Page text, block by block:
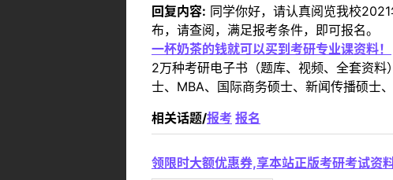
回复内容: 同学你好，请认真阅览我校
布，请查阅，满足报考条件，即可报名。
一杯奶茶的钱就可以买到考研专业课资料！
2万种考研电子书（题库、视频、全套资
士、MBA、国际商务硕士、新闻传播硕士
相关话题/报考 报名
领限时大额优惠券,享本站正版考研考试资